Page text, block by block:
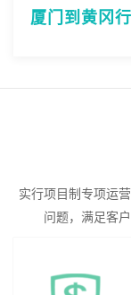
厦门到黄冈
实行项目制专项运
问题，满足客